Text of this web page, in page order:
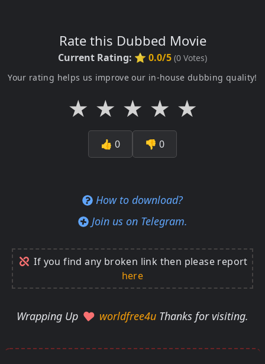
Rate this Dubbed Movie
Current Rating: ⭐ 0.0/5 (0 Votes)
Your rating helps us improve our in-house dubbing quality!
★ ★ ★ ★ ★
👍 0 👎 0
How to download?
Join us on Telegram.
If you find any broken link then please report
here
Wrapping Up worldfree4u Thanks for visiting.